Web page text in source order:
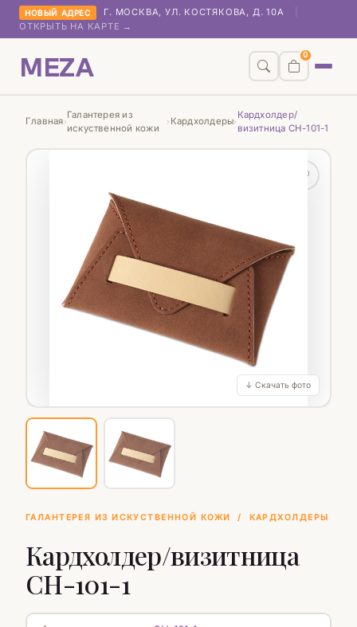
НОВЫЙ АДРЕС Г. МОСКВА, УЛ. КОСТЯКОВА, Д. 10А
ОТКРЫТЬ НА КАРТЕ →
MEZA 0
Главная›
Галантерея из
искуственной кожи
› Кардхолдеры›
Кардхолдер/
визитница CH-101-1
♡
↓ Скачать фото
ГАЛАНТЕРЕЯ ИЗ ИСКУСТВЕННОЙ КОЖИ / КАРДХОЛДЕРЫ
Кардхолдер/визитница
CH-101-1